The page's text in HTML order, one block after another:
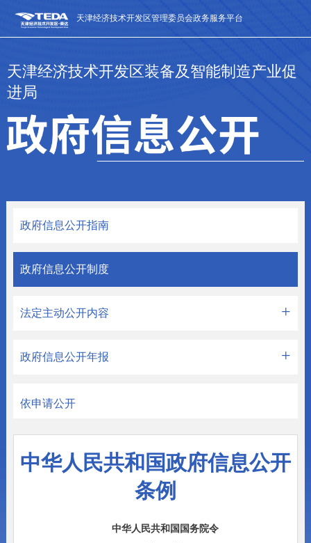
天津经济技术开发区管理委员会政务服务平台
天津经济技术开发区装备及智能制造产业促
进局
政府信息公开指南
政府信息公开制度
法定主动公开内容
政府信息公开年报
依申请公开
中华人民共和国政府信息公开
条例
中华人民共和国国务院令